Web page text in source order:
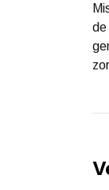
de